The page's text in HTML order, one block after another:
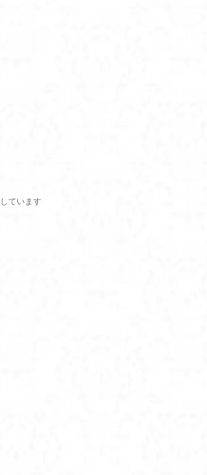
ています